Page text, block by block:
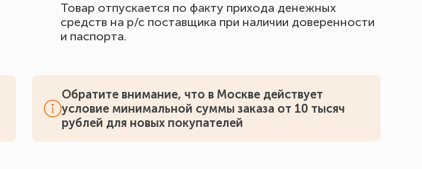
Товар отпускается по факту прихода денежных
средств на р/с поставщика при наличии доверенности
и паспорта.
Обратите внимание, что в Москве действует
условие минимальной суммы заказа от 10 тысяч
рублей для новых покупателей